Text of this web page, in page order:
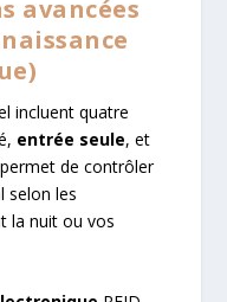
avancées
incluent quatre
entrée seule, et
de contrôler
selon les
la nuit ou vos